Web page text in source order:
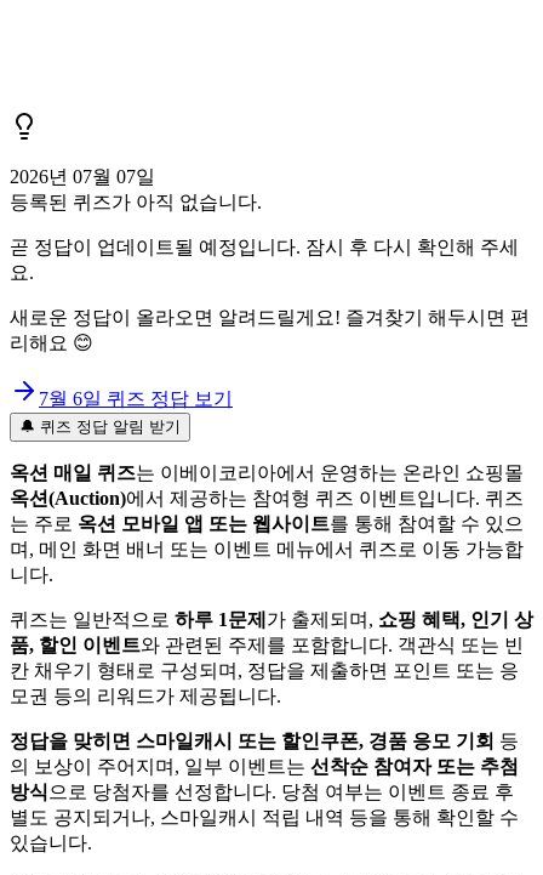
2026년 07월 07일
등록된 퀴즈가 아직 없습니다.
곧 정답이 업데이트될 예정입니다. 잠시 후 다시 확인해 주세
요.
새로운 정답이 올라오면 알려드릴게요! 즐겨찾기 해두시면 편
리해요 😊
7월 6일 퀴즈 정답 보기
🔔 퀴즈 정답 알림 받기
옥션 매일 퀴즈는 이베이코리아에서 운영하는 온라인 쇼핑몰
옥션(Auction)에서 제공하는 참여형 퀴즈 이벤트입니다. 퀴즈
는 주로 옥션 모바일 앱 또는 웹사이트를 통해 참여할 수 있으
며, 메인 화면 배너 또는 이벤트 메뉴에서 퀴즈로 이동 가능합
니다.
퀴즈는 일반적으로 하루 1문제 가 출제되며, 쇼핑 혜택, 인기 상
품, 할인 이벤트와 관련된 주제를 포함합니다. 객관식 또는 빈
칸 채우기 형태로 구성되며, 정답을 제출하면 포인트 또는 응
모권 등의 리워드가 제공됩니다.
정답을 맞히면 스마일캐시 또는 할인쿠폰, 경품 응모 기회 등
의 보상이 주어지며, 일부 이벤트는 선착순 참여자 또는 추첨
방식 으로 당첨자를 선정합니다. 당첨 여부는 이벤트 종료 후
별도 공지되거나, 스마일캐시 적립 내역 등을 통해 확인할 수
있습니다.